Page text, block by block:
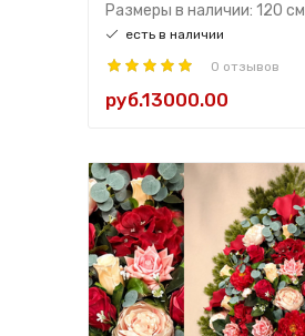
Размеры в наличии: 120 см
есть в наличии
0 отзывов
руб.13000.00